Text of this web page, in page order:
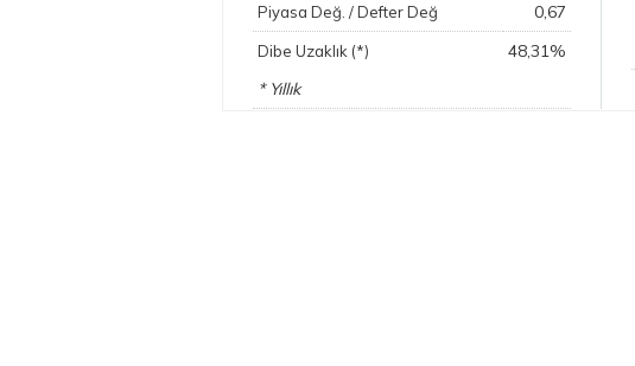
Piyasa Değ. / Defter Değ 0,67
Dibe Uzaklık (*)
48,31%
* Yıllık